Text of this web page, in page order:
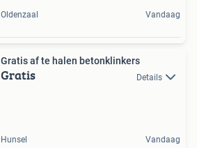
Oldenzaal Vandaag
Gratis af te halen betonklinkers
Gratis Details
Hunsel Vandaag